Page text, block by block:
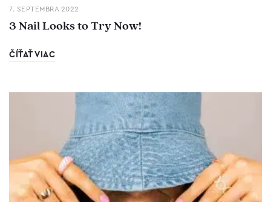
7. SEPTEMBRA 2022
3 Nail Looks to Try Now!
ČÍŤAŤ VIAC